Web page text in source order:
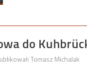
do
Tomasz Michalak